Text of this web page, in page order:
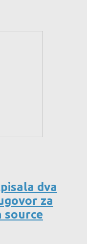
dva
za
source